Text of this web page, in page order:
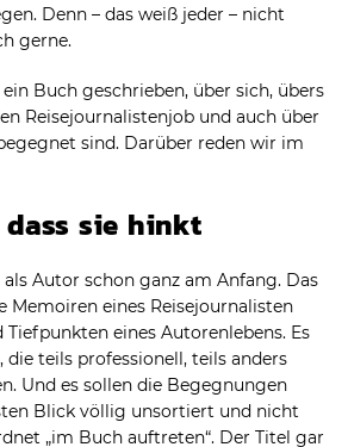
Denn – das weiß jeder – nicht
gerne.
Buch geschrieben, über sich, übers
Reisejournalistenjob und auch über
sind. Darüber reden wir im
dass sie hinkt
Autor schon ganz am Anfang. Das
Memoiren eines Reisejournalisten
eines Autorenlebens. Es
die teils professionell, teils anders
Und es sollen die Begegnungen
Blick völlig unsortiert und nicht
„im Buch auftreten“. Der Titel gar